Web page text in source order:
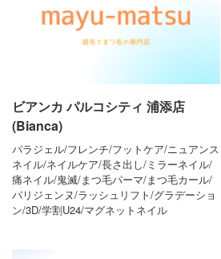
ビアンカ パルコシティ 浦添店
(Bianca)
パラジェル/フレンチ/フットケア/ニュアンス
ネイル/ネイルケア/長さ出し/ミラーネイル/
痛ネイル/鬼滅/まつ毛パーマ/まつ毛カール/
パリジェンヌ/ラッシュリフト/グラデーショ
ン/3D/学割U24/マグネットネイル